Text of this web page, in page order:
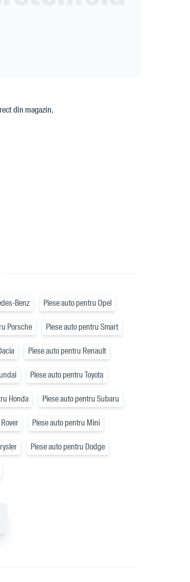
din magazin.
Benz Piese auto pentru Opel
Porsche Piese auto pentru Smart
Piese auto pentru Renault
Piese auto pentru Toyota
Honda Piese auto pentru Subaru
Piese auto pentru Mini
Piese auto pentru Dodge